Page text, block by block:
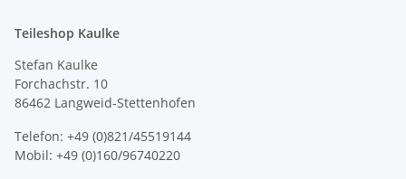
Teileshop Kaulke
Stefan Kaulke
Forchachstr. 10
86462 Langweid-Stettenhofen
Telefon: +49 (0)821/45519144
Mobil: +49 (0)160/96740220